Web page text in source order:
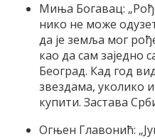
Миња Богавац:
нико не може
да је земља мог
као да сам заједно
Београд. Кад год
звездама, уколико
купити. Застава
Огњен Главонић: